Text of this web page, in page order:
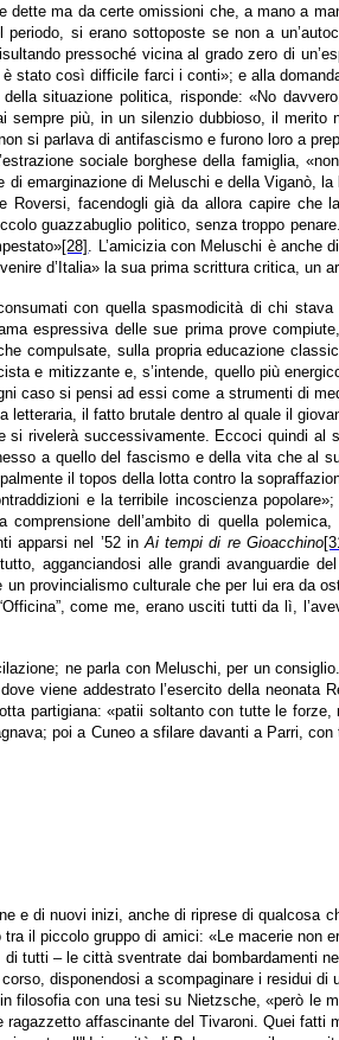
ma da certe omissioni che, a mano a
si erano sottoposte se non a
pressoché vicina al grado zero di
stato così difficile farci i conti»; e alla
situazione politica, risponde: «No
più, in un silenzio dubbioso, il merito
si parlava di antifascismo e furono loro a
sociale borghese della famiglia,
emarginazione di Meluschi e della Viganò,
Roversi, facendogli già da allora capire che
guazzabuglio politico, senza troppo
[28]
. L’amicizia con Meluschi è anche
d’Italia» la sua prima scrittura critica, un
con quella spasmodicità di chi stava
espressiva delle sue prima prove
compulsate, sulla propria educazione
e mitizzante e, s’intende, quello più
si pensi ad essi come a strumenti di
letteraria, il fatto brutale dentro al quale il
rivelerà successivamente. Eccoci quindi al
a quello del fascismo e della vita che al
il topos della lotta contro la
e la terribile incoscienza
dell’ambito di quella
apparsi nel ’52 in Ai tempi di re Gioacchino
agganciandosi alle grandi avanguardie
provincialismo culturale che per lui era da
come me, erano usciti tutti da lì,
ne parla con Meluschi, per un
viene addestrato l’esercito della neonata
partigiana: «patii soltanto con tutte le forze,
poi a Cuneo a sfilare davanti a Parri,
e di nuovi inizi, anche di riprese di qualcosa
il piccolo gruppo di amici: «Le macerie non
tutti – le città sventrate dai bombardamenti
disponendosi a scompaginare i residui di
filosofia con una tesi su Nietzsche, «però le
affascinante del Tivaroni. Quei fatti